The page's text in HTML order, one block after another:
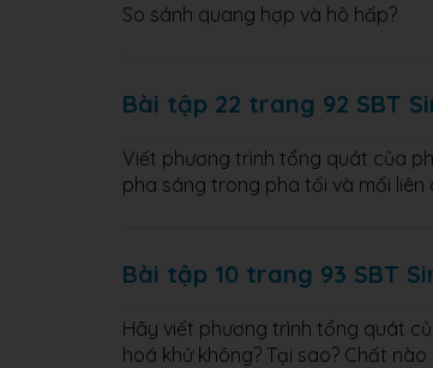
So sánh quang hợp và hô hấp?
Bài tập 22 trang 92 SBT
Viết phương trình tổng quát của
pha sáng trong pha tối và mối
Bài tập 10 trang 93 SBT
Hãy viết phương trình tổng quát
hoá khử không? Tại sao? Chất